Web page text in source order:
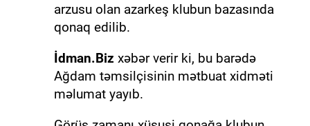
arzusu olan azarkeş klubun bazasında
qonaq edilib.
İdman.Biz xəbər verir ki, bu barədə
Ağdam təmsilçisinin mətbuat xidməti
məlumat yayıb.